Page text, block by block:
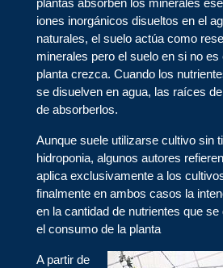
plantas absorben los minerales
iones inorgánicos disueltos en el
naturales, el suelo actúa como
minerales pero el suelo en si no
planta crezca. Cuando los
se disuelven en agua, las raíces
de absorberlos.
Aunque suele utilizarse cultivo sin
hidroponia, algunos autores
aplica exclusivamente a los
finalmente en ambos casos la
en la cantidad de nutrientes que
el consumo de la planta
A partir de